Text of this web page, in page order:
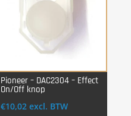
Login Voor Aankoop
Pioneer – DAC2304 – Effect
On/Off knop
€10,02 excl. BTW